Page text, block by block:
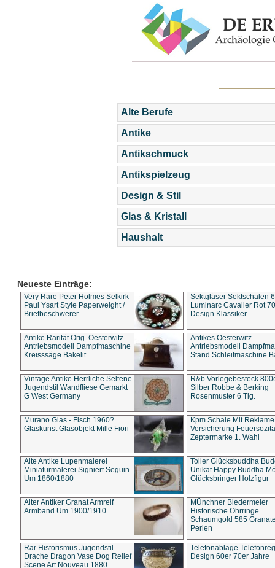
Alte Berufe
Antike
Antikschmuck
Antikspielzeug
Design & Stil
Glas & Kristall
Haushalt
Neueste Einträge:
Very Rare Peter Holmes Selkirk
Paul Ysart Style Paperweight /
Briefbeschwerer
Sektgläser Sektschalen
Luminarc Cavalier Rot
Design Klassiker
Antike Rarität Orig. Oesterwitz
Antriebsmodell Dampfmaschine
Kreisssäge Bakelit
Antikes Oesterwitz
Antriebsmodell
Stand Schleifmaschine
Vintage Antike Herrliche Seltene
Jugendstil Wandfliese Gemarkt
G West Germany
R&b Vorlegebesteck
Silber Robbe & Berking
Rosenmuster 6 Tlg.
Murano Glas - Fisch 1960?
Glaskunst Glasobjekt Mille Fiori
Kpm Schale Mit Reklame
Versicherung
Zeptermarke 1. Wahl
Alte Antike Lupenmalerei
Miniaturmalerei Signiert Seguin
Um 1860/1880
Toller Glücksbuddha
Unikat Happy Buddha
Glücksbringer Holzfigur
Alter Antiker Granat Armreif
Armband Um 1900/1910
MÜnchner Biedermeier
Historische Ohrringe
Schaumgold 585
Perlen
Rar Historismus Jugendstil
Drache Dragon Vase Dog Relief
Scene Art Nouveau 1880
Telefonablage
Design 60er 70er Jahre